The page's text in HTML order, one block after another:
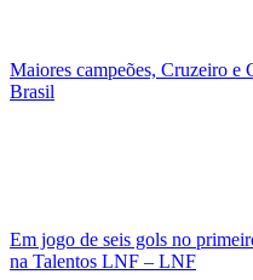
Maiores campeões, Cruzeiro e
Brasil
Em jogo de seis gols no
na Talentos LNF – LNF